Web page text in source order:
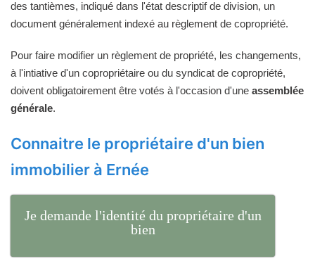
des tantièmes, indiqué dans l'état descriptif de division, un
document généralement indexé au règlement de copropriété.
Pour faire modifier un règlement de propriété, les changements,
à l'intiative d'un copropriétaire ou du syndicat de copropriété,
doivent obligatoirement être votés à l'occasion d'une assemblée
générale.
Connaitre le propriétaire d'un bien
immobilier à Ernée
Je demande l'identité du propriétaire d'un
bien